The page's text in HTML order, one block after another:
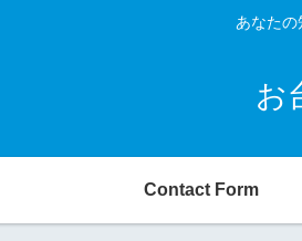
あなたの
お
Contact Form